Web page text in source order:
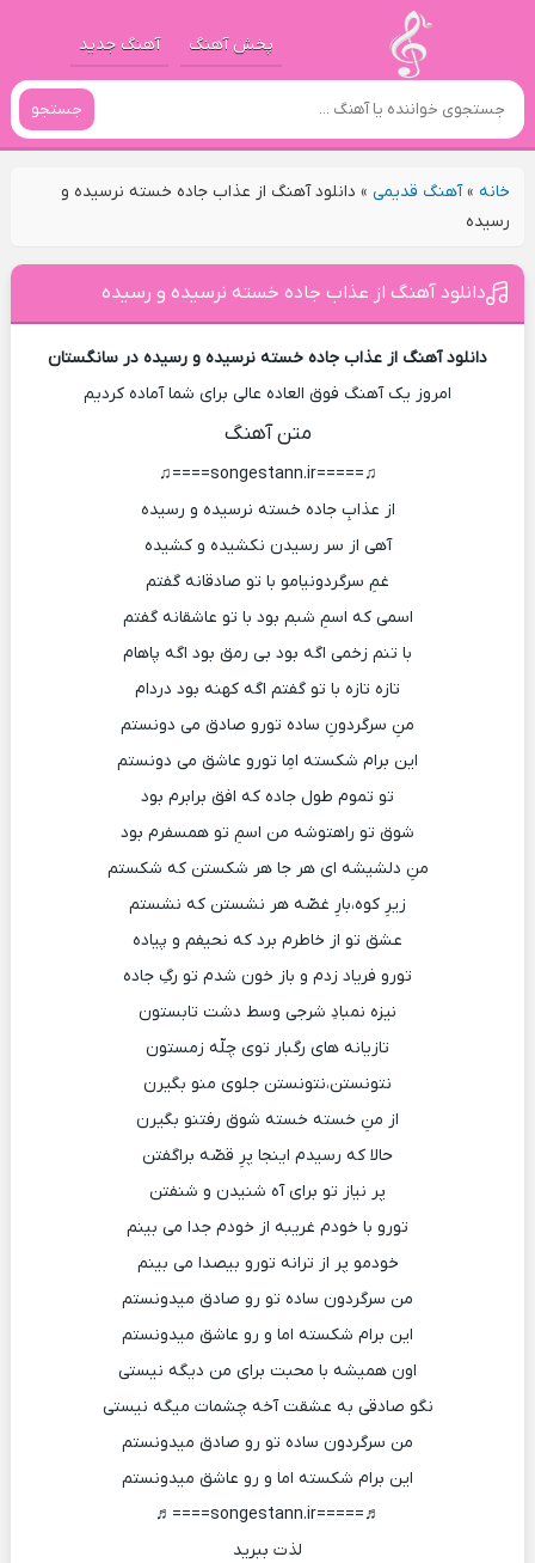
پخش آهنگ آهنگ جدید
جستجو
خانه»آهنگ قدیمی» دانلود آهنگ از عذاب جاده خسته نرسیده و
رسیده
دانلود آهنگ از عذاب جاده خسته نرسیده و رسیده
دانلود آهنگ از عذاب جاده خسته نرسیده و رسیده در سانگستان
امروز یک آهنگ فوق العاده عالی برای شما آماده کردیم
متن آهنگ
♫=====songestann.ir====♫
از عذابِ جاده خسته نرسیده و رسیده
آهی از سر رسیدن نکشیده و کشیده
غمِ سرگردونیامو با تو صادقانه گفتم
اسمی که اسمِ شبم بود با تو عاشقانه گفتم
با تنم زخمی اگه بود بی رمق بود اگه پاهام
تازه تازه با تو گفتم اگه کهنه بود دردام
منِ سرگردونِ ساده تورو صادق می دونستم
این برام شکسته امِا تورو عاشق می دونستم
تو تموم طول جاده که افق برابرم بود
شوق تو راهتوشه من اسمِ تو همسفرم بود
منِ دلشیشه ای هر جا هر شکستن که شکستم
زیرِ کوه،بارِ غصّه هر نشستن که نشستم
عشق تو از خاطرم برد که نحیفم و پیاده
تورو فریاد زدم و باز خون شدم تو رگِ جاده
نیزه نمبادِ شرجی وسط دشت تابستون
تازیانه های رگبار توی چلّه زمستون
نتونستن،نتونستن جلوی منو بگیرن
از منِ خسته خسته شوق رفتنو بگیرن
حالا که رسیدم اینجا پرِ قصّه براگفتن
پر نیاز تو برای آه شنیدن و شنفتن
تورو با خودم غریبه از خودم جدا می بینم
خودمو پر از ترانه تورو بیصدا می بینم
من سرگردون ساده تو رو صادق میدونستم
این برام شکسته اما و رو عاشق میدونستم
اون همیشه با محبت برای من دیگه نیستی
نگو صادقی به عشقت آخه چشمات میگه نیستی
من سرگردون ساده تو رو صادق میدونستم
این برام شکسته اما و رو عاشق میدونستم
♬=====songestann.ir====♬
لذت ببرید